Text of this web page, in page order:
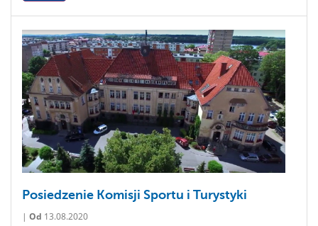
Posiedzenie Komisji Sportu i Turystyki
| Od 13.08.2020